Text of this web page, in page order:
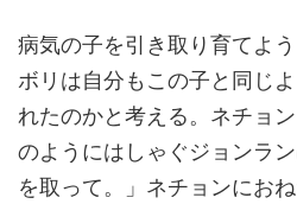
病気の子を引き取り育てよ
ボリは自分もこの子と同じ
れたのかと考える。ネチョ
のようにはしゃぐジョンラ
を取って。」ネチョンにお